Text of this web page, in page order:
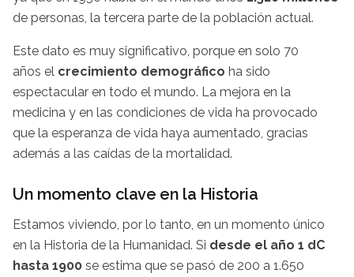
de personas, la tercera parte de la población actual.
Este dato es muy significativo, porque en solo 70
años el crecimiento demográfico ha sido
espectacular en todo el mundo. La mejora en la
medicina y en las condiciones de vida ha provocado
que la esperanza de vida haya aumentado, gracias
además a las caídas de la mortalidad.
Un momento clave en la Historia
Estamos viviendo, por lo tanto, en un momento único
en la Historia de la Humanidad. Si desde el año 1 dC
hasta 1900 se estima que se pasó de 200 a 1.650